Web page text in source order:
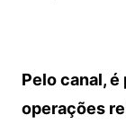
Pelo canal,
operações